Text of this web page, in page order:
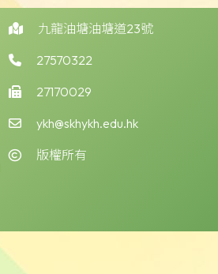
九龍油塘油塘道23號
27570322
27170029
ykh@skhykh.edu.hk
版權所有